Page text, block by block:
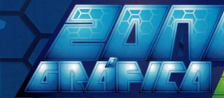
Curtas
Edição Digital
Edição Portuguesa